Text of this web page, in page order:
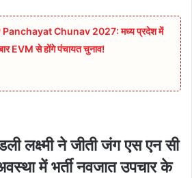
Panchayat Chunav 2027: मध्य प्रदेश में
EVM से होंगे पंचायत चुनाव!
लक्ष्मी ने जीती जंग एस एन सी
में भर्ती नवजात उपचार के